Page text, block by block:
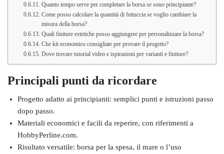
Quanto tempo serve per completare la borsa se sono principiante?
Come posso calcolare la quantità di fettuccia se voglio cambiare la
misura della borsa?
Quali finiture estetiche posso aggiungere per personalizzare la borsa?
Che kit economico consigliate per provare il progetto?
Dove trovare tutorial video e ispirazioni per varianti e finiture?
Principali punti da ricordare
Progetto adatto ai principianti: semplici punti e istruzioni passo
dopo passo.
Materiali economici e facili da reperire, con riferimenti a
HobbyPerline.com.
Risultato versatile: borsa per la spesa, il mare o l’uso